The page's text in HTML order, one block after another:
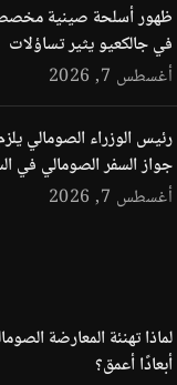
ظهور أسلحة صينية
في جالكعيو يثير تساؤلات
أغسطس 7, 2026
رئيس الوزراء الصومالي
جواز السفر الصومالي في
أغسطس 7, 2026
لماذا تهنئة المعارضة
أبعادًا أعمق؟